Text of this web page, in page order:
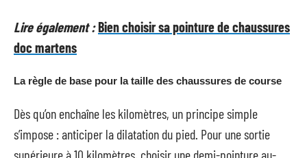
Lire également :Bien choisir sa pointure de chaussures
doc martens
La règle de base pour la taille des chaussures de course
Dès qu’on enchaîne les kilomètres, un principe simple
s’impose : anticiper la dilatation du pied. Pour une sortie
supérieure à 10 kilomètres, choisir une demi-pointure au-